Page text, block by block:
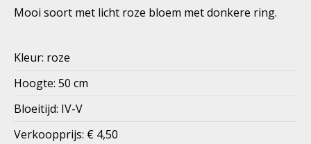
Mooi soort met licht roze bloem met donkere ring.
Kleur: roze
Hoogte: 50 cm
Bloeitijd: IV-V
Verkoopprijs: € 4,50